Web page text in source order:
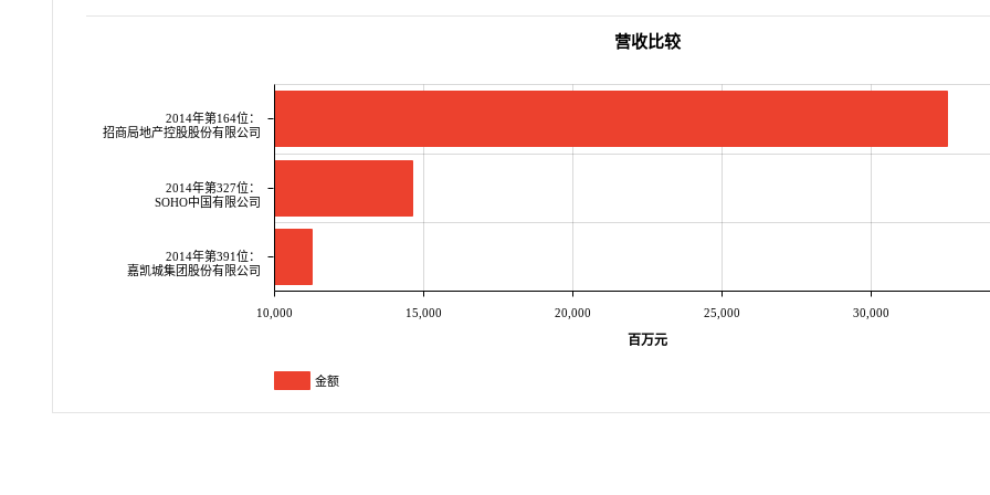
2014年第164位：
招商局地产控股股份有限公司
2014年第327位：
SOHO中国有限公司
2014年第391位：
嘉凯城集团股份有限公司
10,000 15,000 20,000 25,000 30,000
百万元
营收比较
金额